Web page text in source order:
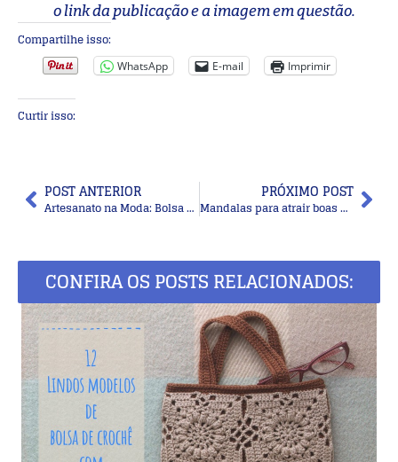
o link da publicação e a imagem em questão.
Compartilhe isso:
WhatsApp E-mail Imprimir
Curtir isso:
POST ANTERIOR
Artesanato na Moda: Bolsa de crochê para o dia a dia
PRÓXIMO POST
Mandalas para atrair boas vibrações
CONFIRA OS POSTS RELACIONADOS: